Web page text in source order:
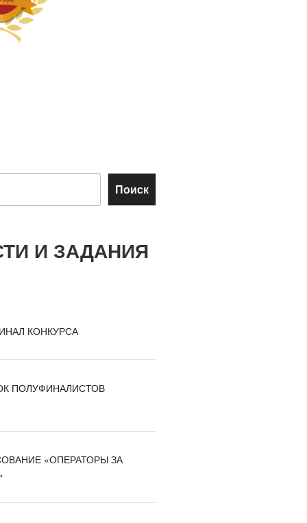
Поиск
И ЗАДАНИЯ
КОНКУРСА
ПОЛУФИНАЛИСТОВ
«ОПЕРАТОРЫ ЗА